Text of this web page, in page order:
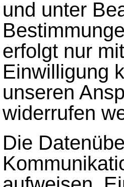
und unter
erfolgt nur
Einwilligung
unseren
widerrufen
Die